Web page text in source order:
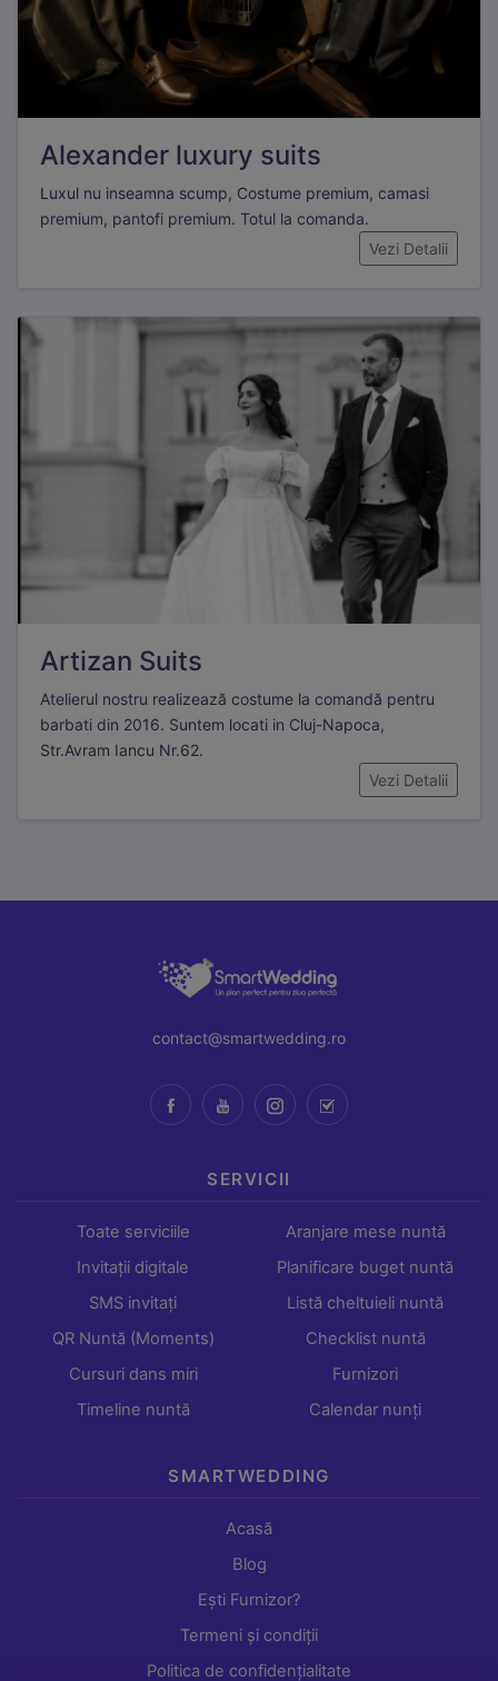
Alexander luxury suits
Luxul nu inseamna scump, Costume premium, camasi
premium, pantofi premium. Totul la comanda.
Vezi Detalii
Artizan Suits
Atelierul nostru realizează costume la comandă pentru
barbati din 2016. Suntem locati in Cluj-Napoca,
Str.Avram Iancu Nr.62.
Vezi Detalii
contact@smartwedding.ro
SERVICII
Toate serviciile
Invitații digitale
SMS invitați
QR Nuntă (Moments)
Cursuri dans miri
Timeline nuntă
Aranjare mese nuntă
Planificare buget nuntă
Listă cheltuieli nuntă
Checklist nuntă
Furnizori
Calendar nunți
SMARTWEDDING
Acasă
Blog
Ești Furnizor?
Termeni și condiții
Politica de confidențialitate
Necesare Mereu active
Aceste cookie-uri sunt esențiale pentru funcționarea site-
ului. Includ cookie-ul de sesiune, protecția CSRF și
preferințele tale de cookie. Nu pot fi dezactivate.
Cookie-urile de statistici ne ajută să înțelegem cum
interacționezi cu site-ul, colectând informații anonime.
Folosim Google Analytics prin Google Tag Manager.
Marketing
Cookie-urile de marketing sunt folosite pentru a urmări
vizitatorii pe site-uri web și a afișa reclame relevante.
Folosim Meta (Facebook) Pixel și TikTok Pixel.